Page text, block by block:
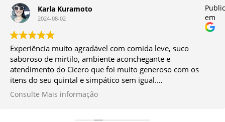
em
Karla Kuramoto
2024-08-02
Experiência muito agradável com comida leve, suco
saboroso de mirtilo, ambiente aconchegante e
atendimento do Cícero que foi muito generoso com os
itens do seu quintal e simpático sem igual.
Vale muito a ida!
*Façam a reserva antes.
Consulte Mais informação